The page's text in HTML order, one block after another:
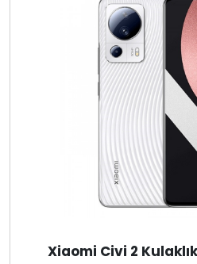
Xiaomi Civi 2